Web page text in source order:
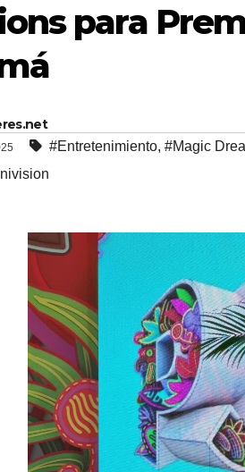
para
#Entretenimiento, #Magic